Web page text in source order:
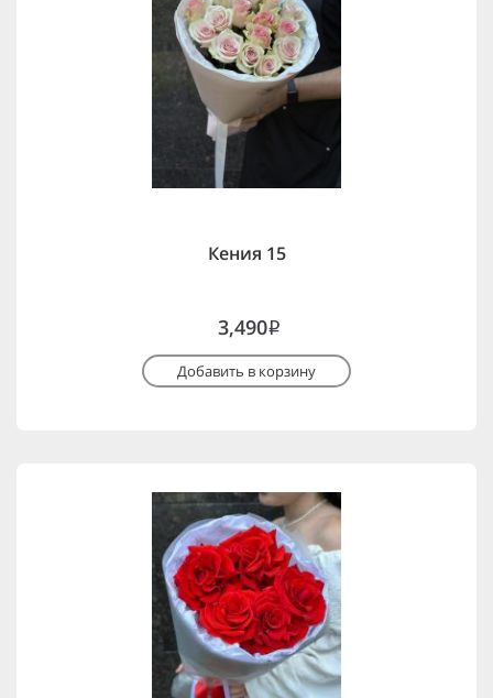
Кения 15
3,490i
Добавить в корзину